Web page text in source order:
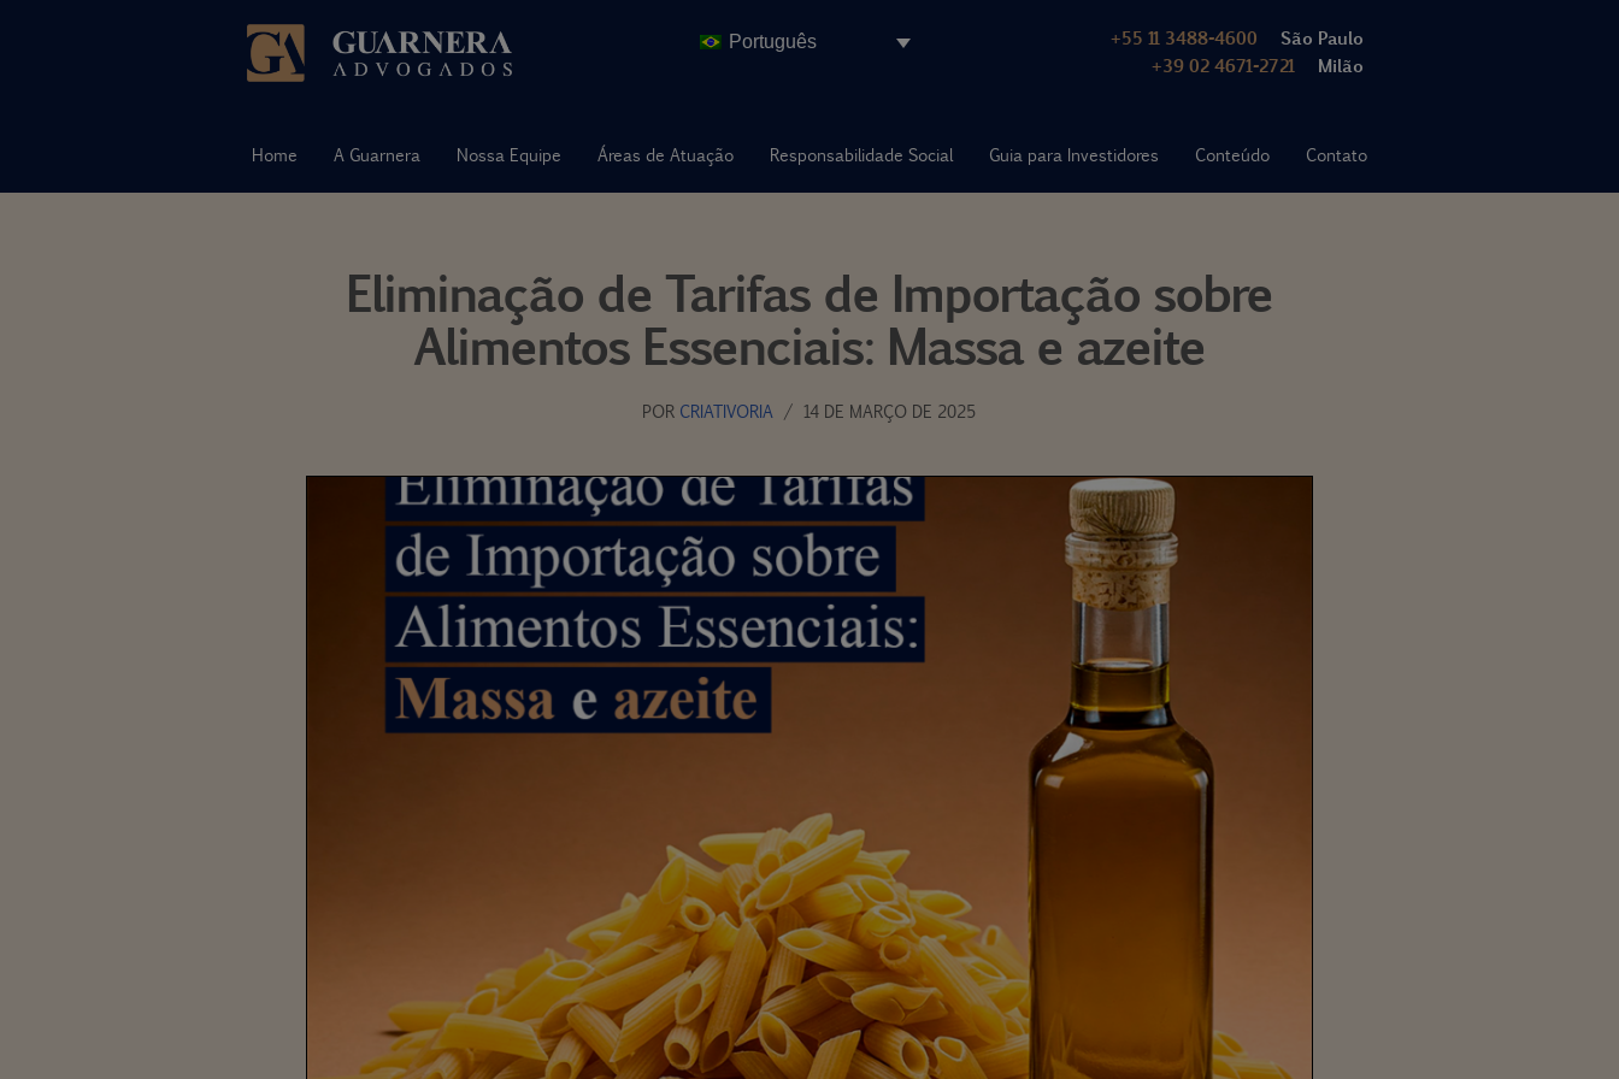
Português +55 11 3488-4600 São Paulo
+39 02 4671-2721 Milão
Home A Guarnera Nossa Equipe Áreas de Atuação Responsabilidade Social Guia para Investidores Conteúdo Contato
Eliminação de Tarifas de Importação sobre
Alimentos Essenciais: Massa e azeite
POR CRIATIVORIA 14 DE MARÇO DE 2025